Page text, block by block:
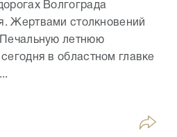
Волгограда
Жертвами столкновений
летнюю
в областном главке